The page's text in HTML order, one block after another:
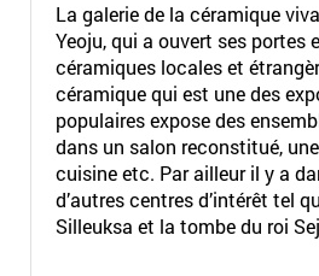
La galerie de la céramique
Yeoju, qui a ouvert ses portes
céramiques locales et
céramique qui est une des
populaires expose des
dans un salon reconstitué,
cuisine etc. Par ailleur il y a
d’autres centres d’intérêt tel
Silleuksa et la tombe du roi